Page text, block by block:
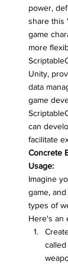
power,
share this
game
more
Unity,
data
game
can
facilitate
Concrete
Usage:
Imagine
game,
types of
Here's an
called